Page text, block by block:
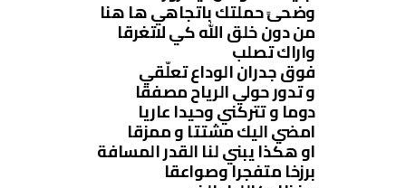
وضحىً حملتك باتجاهي ها هنا
من دون خلق الله كي لاتغرقا
واراك تصلب
فوق جدران الوداع تعلّقي
و تدور حولي الرياح مصفقا
دوما و تتركني وحيدا عاريا
امضي اليك مشتتا و ممزقا
او هكذا يبني لنا القدر المسافة
برزخا متفجرا وصواعقا